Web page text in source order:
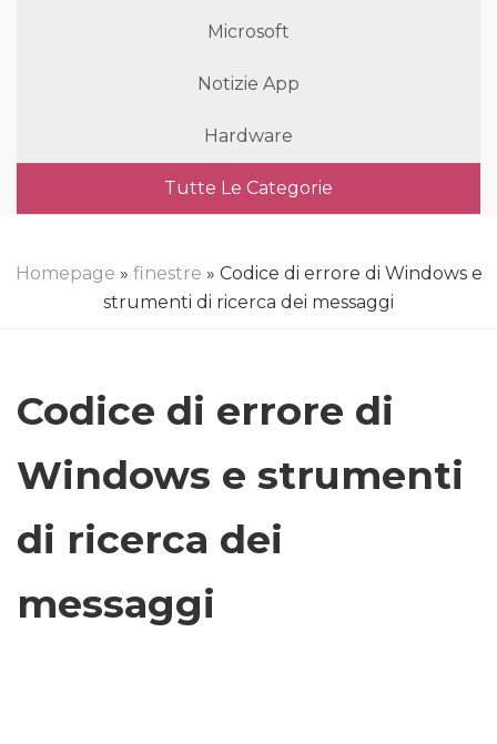
Microsoft
Notizie App
Hardware
Tutte Le Categorie
Homepage » finestre » Codice di errore di Windows e
strumenti di ricerca dei messaggi
Codice di errore di
Windows e strumenti
di ricerca dei
messaggi